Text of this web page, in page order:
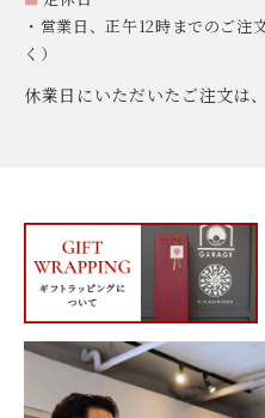
・営業日、正午12時までのご注
く）
休業日にいただいたご注文は